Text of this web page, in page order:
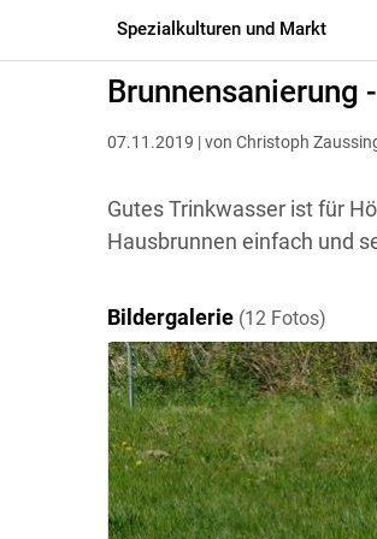
Spezialkulturen und Markt
LK Tirol Bauen, Energie & Technik
Brunnensanierung
07.11.2019 | von Christoph
Gutes Trinkwasser ist für
Hausbrunnen einfach und
Bildergalerie (12 Fotos)